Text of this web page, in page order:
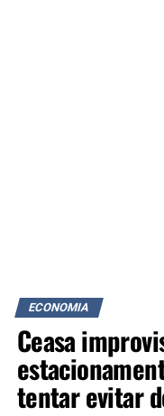
ECONOMIA
Ceasa
tentar evitar